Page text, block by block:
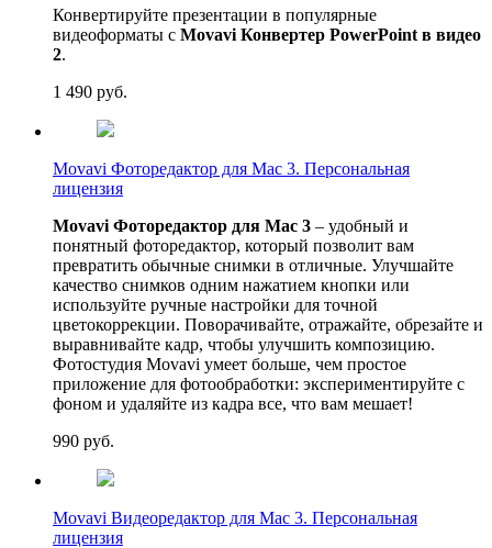
Конвертируйте презентации в популярные
видеоформаты с Movavi Конвертер PowerPoint в видео
2.
1 490 руб.
Movavi Фоторедактор для Mac 3. Персональная
лицензия
Movavi Фоторедактор для Mac 3 – удобный и
понятный фоторедактор, который позволит вам
превратить обычные снимки в отличные. Улучшайте
качество снимков одним нажатием кнопки или
используйте ручные настройки для точной
цветокоррекции. Поворачивайте, отражайте, обрезайте и
выравнивайте кадр, чтобы улучшить композицию.
Фотостудия Movavi умеет больше, чем простое
приложение для фотообработки: экспериментируйте с
фоном и удаляйте из кадра все, что вам мешает!
990 руб.
Movavi Видеоредактор для Mac 3. Персональная
лицензия